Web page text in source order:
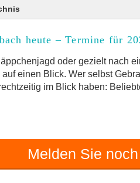
& Standgebühr auf dem
Simbach
Typen gibt es?
Termine für Simbach
Simbach
Termin melden
heute – Termine für
oder gezielt nach
einen Blick. Wer selbst
im Blick haben:
Melden Sie